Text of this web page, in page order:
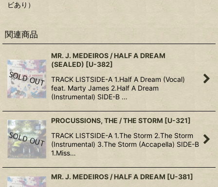
ビあり）
関連商品
MR. J. MEDEIROS / HALF A DREAM
(SEALED) [U-382]
TRACK LISTSIDE-A 1.Half A Dream (Vocal)
feat. Marty James 2.Half A Dream
(Instrumental) SIDE-B …
PROCUSSIONS, THE / THE STORM [U-321]
TRACK LISTSIDE-A 1.The Storm 2.The Storm
(Instrumental) 3.The Storm (Accapella) SIDE-B
1.Miss…
MR. J. MEDEIROS / HALF A DREAM [U-381]